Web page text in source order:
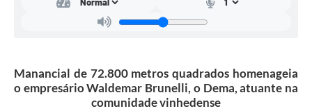
Manancial de 72.800 metros quadrados homenageia
o empresário Waldemar Brunelli, o Dema, atuante na
comunidade vinhedense